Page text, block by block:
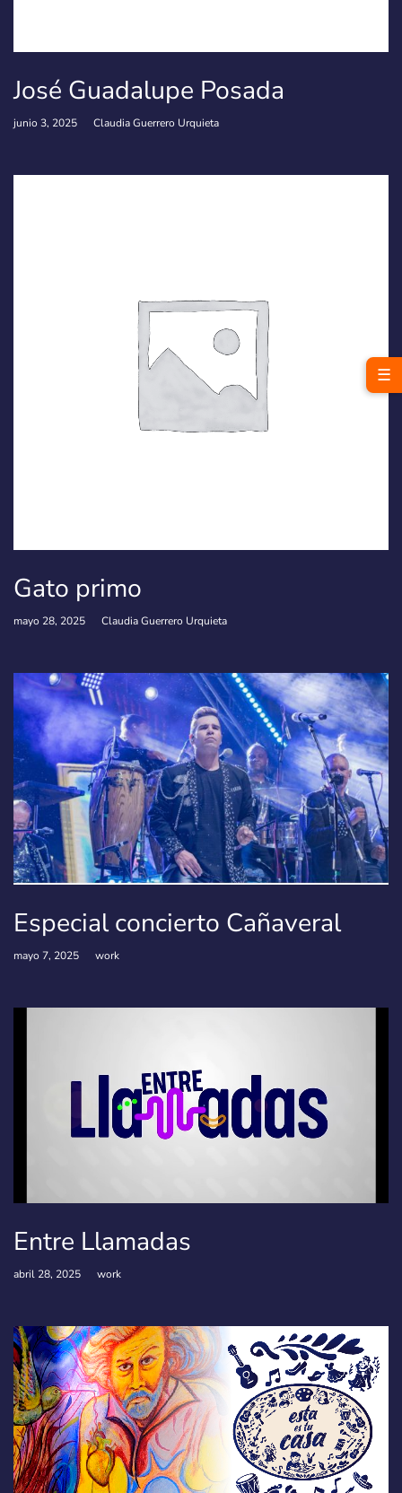
José Guadalupe Posada
junio 3, 2025 Claudia Guerrero Urquieta
Gato primo
mayo 28, 2025 Claudia Guerrero Urquieta
Especial concierto Cañaveral
mayo 7, 2025 work
Entre Llamadas
abril 28, 2025 work
☰